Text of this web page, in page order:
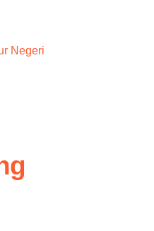
Negeri